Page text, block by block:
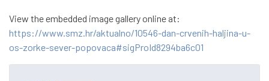
View the embedded image gallery online at:
https://www.smz.hr/aktualno/10546-dan-crvenih-haljina-u-
os-zorke-sever-popovaca#sigProId8294ba6c01